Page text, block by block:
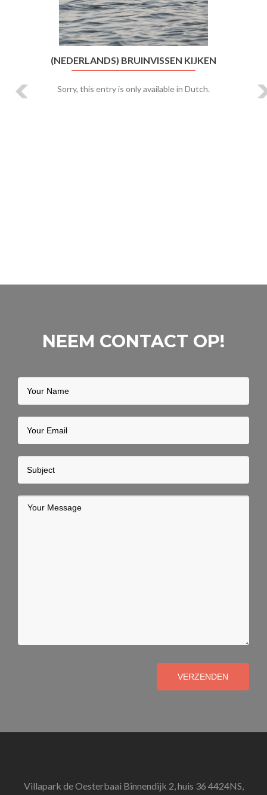
(NEDERLANDS) BRUINVISSEN KIJKEN
Sorry, this entry is only available in Dutch.
NEEM CONTACT OP!
Your
VERZENDEN
Villapark de Oesterbaai Binnendijk 2, huis 36 4424NS,